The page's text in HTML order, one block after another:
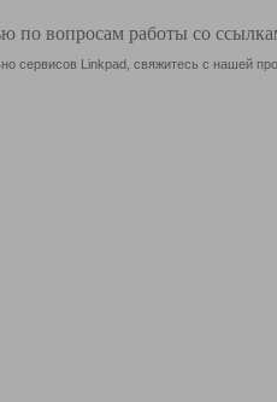
по вопросам работы со
сервисов Linkpad, свяжитесь с нашей